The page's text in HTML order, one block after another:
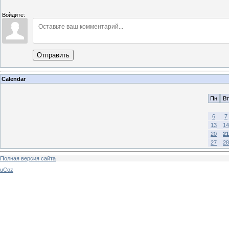
Войдите:
Отправить
Calendar
Пн Вт
6
7
13
14
20
21
27
28
Полная версия сайта
uCoz